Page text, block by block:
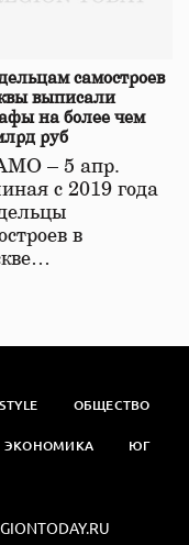
самостроев
выписали
на более чем
руб
– 5 апр.
с 2019 года
в
ОБЩЕСТВО
ЭКОНОМИКА ЮГ